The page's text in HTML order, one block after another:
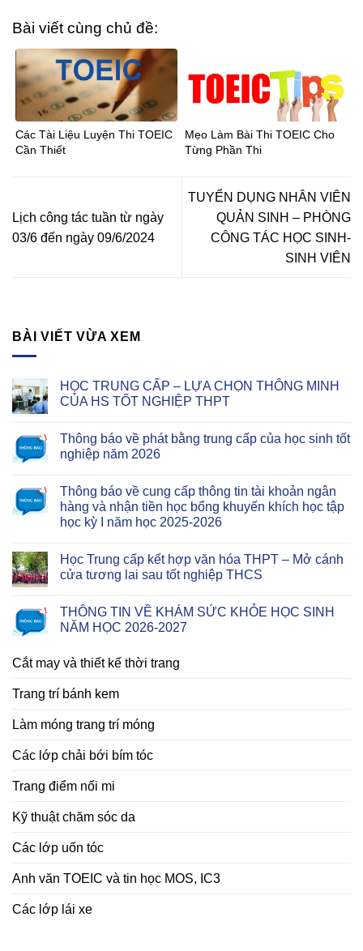
Bài viết cùng chủ đề:
Các Tài Liệu Luyện Thi TOEIC
Cần Thiết
Mẹo Làm Bài Thi TOEIC Cho
Từng Phần Thi
Lịch công tác tuần từ ngày
03/6 đến ngày 09/6/2024
TUYỂN DỤNG NHÂN VIÊN
QUẢN SINH – PHÒNG
CÔNG TÁC HỌC SINH-
SINH VIÊN
BÀI VIẾT VỪA XEM
HỌC TRUNG CẤP – LỰA CHỌN THÔNG MINH
CỦA HS TỐT NGHIỆP THPT
Thông báo về phát bằng trung cấp của học sinh tốt
nghiệp năm 2026
Thông báo về cung cấp thông tin tài khoản ngân
hàng và nhận tiền học bổng khuyến khích học tập
học kỳ I năm học 2025-2026
Học Trung cấp kết hợp văn hóa THPT – Mở cánh
cửa tương lai sau tốt nghiệp THCS
THÔNG TIN VỀ KHÁM SỨC KHỎE HỌC SINH
NĂM HỌC 2026-2027
Cắt may và thiết kế thời trang
Trang trí bánh kem
Làm móng trang trí móng
Các lớp chải bới bím tóc
Trang điểm nối mi
Kỹ thuật chăm sóc da
Các lớp uốn tóc
Anh văn TOEIC và tin học MOS, IC3
Các lớp lái xe